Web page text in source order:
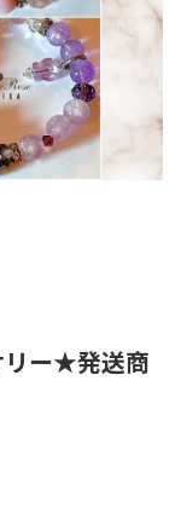
リー★発送商